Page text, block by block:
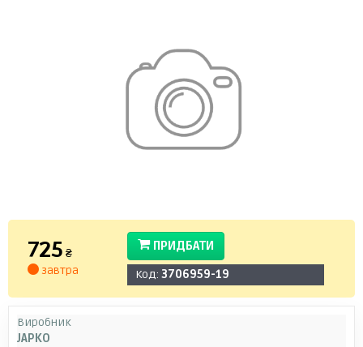
725 ₴
завтра
ПРИДБАТИ
Код: 3706959-19
Виробник
JAPKO